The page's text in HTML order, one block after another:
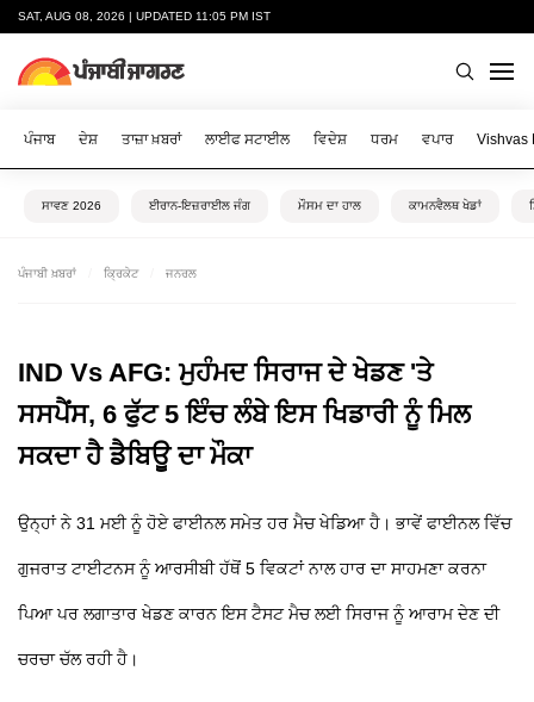
SAT, AUG 08, 2026 | UPDATED 11:05 PM IST
ਪੰਜਾਬ ਦੇਸ਼ ਤਾਜ਼ਾ ਖ਼ਬਰਾਂ ਲਾਈਫ ਸਟਾਈਲ ਵਿਦੇਸ਼ ਧਰਮ ਵਪਾਰ Vishvas
ਸਾਵਣ 2026 ਈਰਾਨ-ਇਜ਼ਰਾਈਲ ਜੰਗ ਮੌਸਮ ਦਾ ਹਾਲ ਕਾਮਨਵੈਲਥ ਖੇਡਾਂ
ਪੰਜਾਬੀ ਖ਼ਬਰਾਂ ਕ੍ਰਿਕੇਟ ਜਨਰਲ
IND Vs AFG: ਮੁਹੰਮਦ ਸਿਰਾਜ ਦੇ ਖੇਡਣ 'ਤੇ
ਸਸਪੈਂਸ, 6 ਫੁੱਟ 5 ਇੰਚ ਲੰਬੇ ਇਸ ਖਿਡਾਰੀ ਨੂੰ ਮਿਲ
ਸਕਦਾ ਹੈ ਡੈਬਿਊ ਦਾ ਮੌਕਾ
ਉਨ੍ਹਾਂ ਨੇ 31 ਮਈ ਨੂੰ ਹੋਏ ਫਾਈਨਲ ਸਮੇਤ ਹਰ ਮੈਚ ਖੇਡਿਆ ਹੈ। ਭਾਵੇਂ ਫਾਈਨਲ ਵਿੱਚ
ਗੁਜਰਾਤ ਟਾਈਟਨਸ ਨੂੰ ਆਰਸੀਬੀ ਹੱਥੋਂ 5 ਵਿਕਟਾਂ ਨਾਲ ਹਾਰ ਦਾ ਸਾਹਮਣਾ ਕਰਨਾ
ਪਿਆ ਪਰ ਲਗਾਤਾਰ ਖੇਡਣ ਕਾਰਨ ਇਸ ਟੈਸਟ ਮੈਚ ਲਈ ਸਿਰਾਜ ਨੂੰ ਆਰਾਮ ਦੇਣ ਦੀ
ਚਰਚਾ ਚੱਲ ਰਹੀ ਹੈ।